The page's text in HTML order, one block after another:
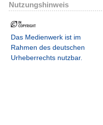
Nutzungshinweis
Das Medienwerk ist im
Rahmen des deutschen
Urheberrechts nutzbar.